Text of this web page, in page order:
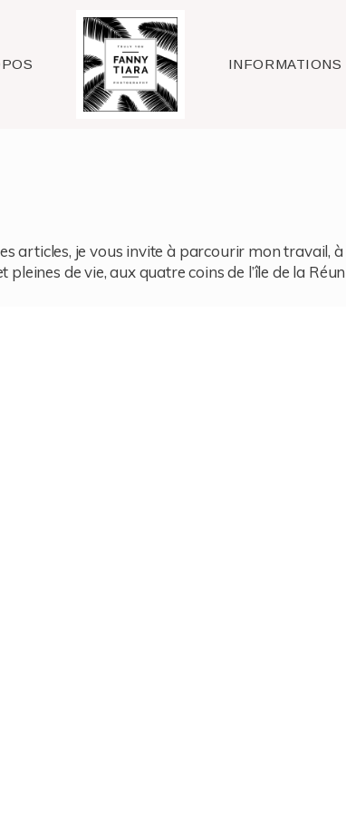
Raleigh INFORMATIONS
articles, je vous invite à parcourir mon travail, à
de vie, aux quatre coins de l’île de la